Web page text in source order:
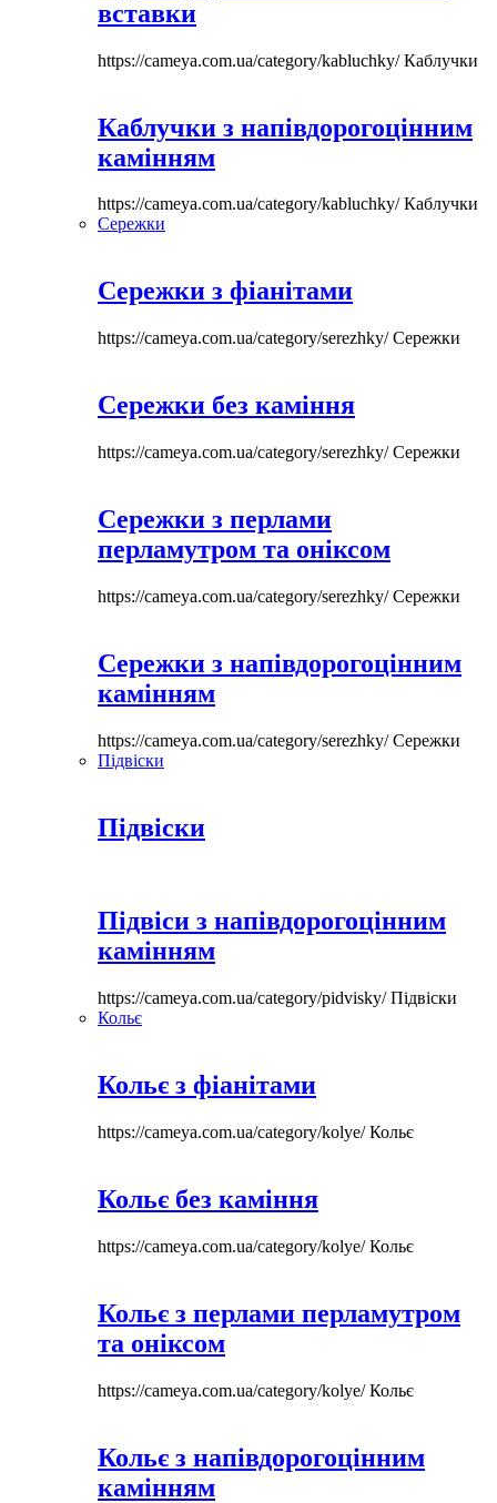
вставки
https://cameya.com.ua/category/kabluchky/Каблучки
Каблучки з напівдорогоцінним
камінням
https://cameya.com.ua/category/kabluchky/Каблучки
Сережки
Сережки з фіанітами
https://cameya.com.ua/category/serezhky/Сережки
Сережки без каміння
https://cameya.com.ua/category/serezhky/Сережки
Сережки з перлами
перламутром та оніксом
https://cameya.com.ua/category/serezhky/Сережки
Сережки з напівдорогоцінним
камінням
https://cameya.com.ua/category/serezhky/Сережки
Підвіски
Підвіски
Підвіси з напівдорогоцінним
камінням
https://cameya.com.ua/category/pidvisky/Підвіски
Кольє
Кольє з фіанітами
https://cameya.com.ua/category/kolye/Кольє
Кольє без каміння
https://cameya.com.ua/category/kolye/Кольє
Кольє з перлами перламутром
та оніксом
https://cameya.com.ua/category/kolye/Кольє
Кольє з напівдорогоцінним
камінням